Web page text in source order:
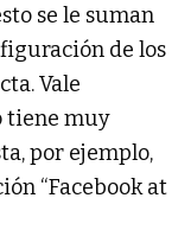
se le suman
de los
Vale
tiene muy
por ejemplo,
“Facebook at